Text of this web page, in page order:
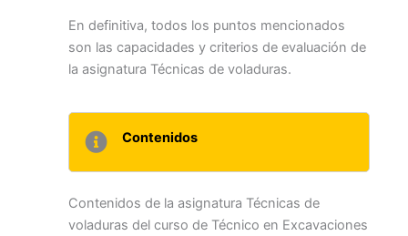
En definitiva, todos los puntos mencionados
son las capacidades y criterios de evaluación de
la asignatura Técnicas de voladuras.
Contenidos
Contenidos de la asignatura Técnicas de
voladuras del curso de Técnico en Excavaciones